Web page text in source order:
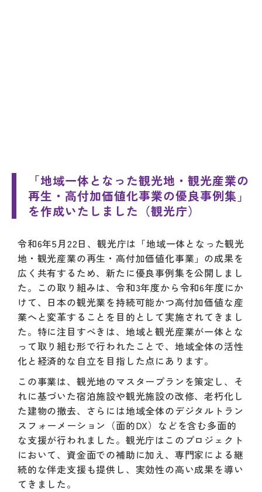
「地域一体となった観光地・観光産業の
再生・高付加価値化事業の優良事例集」
を作成いたしました（観光庁）
令和6年5月22日、観光庁は「地域一体となった観光
地・観光産業の再生・高付加価値化事業」の成果を
広く共有するため、新たに優良事例集を公開しまし
た。この取り組みは、令和3年度から令和6年度にか
けて、日本の観光業を持続可能かつ高付加価値な産
業へと変革することを目的として実施されてきまし
た。特に注目すべきは、地域と観光産業が一体とな
って取り組む形で行われたことで、地域全体の活性
化と経済的な自立を目指した点にあります。
この事業は、観光地のマスタープランを策定し、そ
れに基づいた宿泊施設や観光施設の改修、老朽化し
た建物の撤去、さらには地域全体のデジタルトラン
スフォーメーション（面的DX）などを含む多面的
な支援が行われました。観光庁はこのプロジェクト
において、資金面での補助に加え、専門家による継
続的な伴走支援も提供し、実効性の高い成果を導い
てきました。